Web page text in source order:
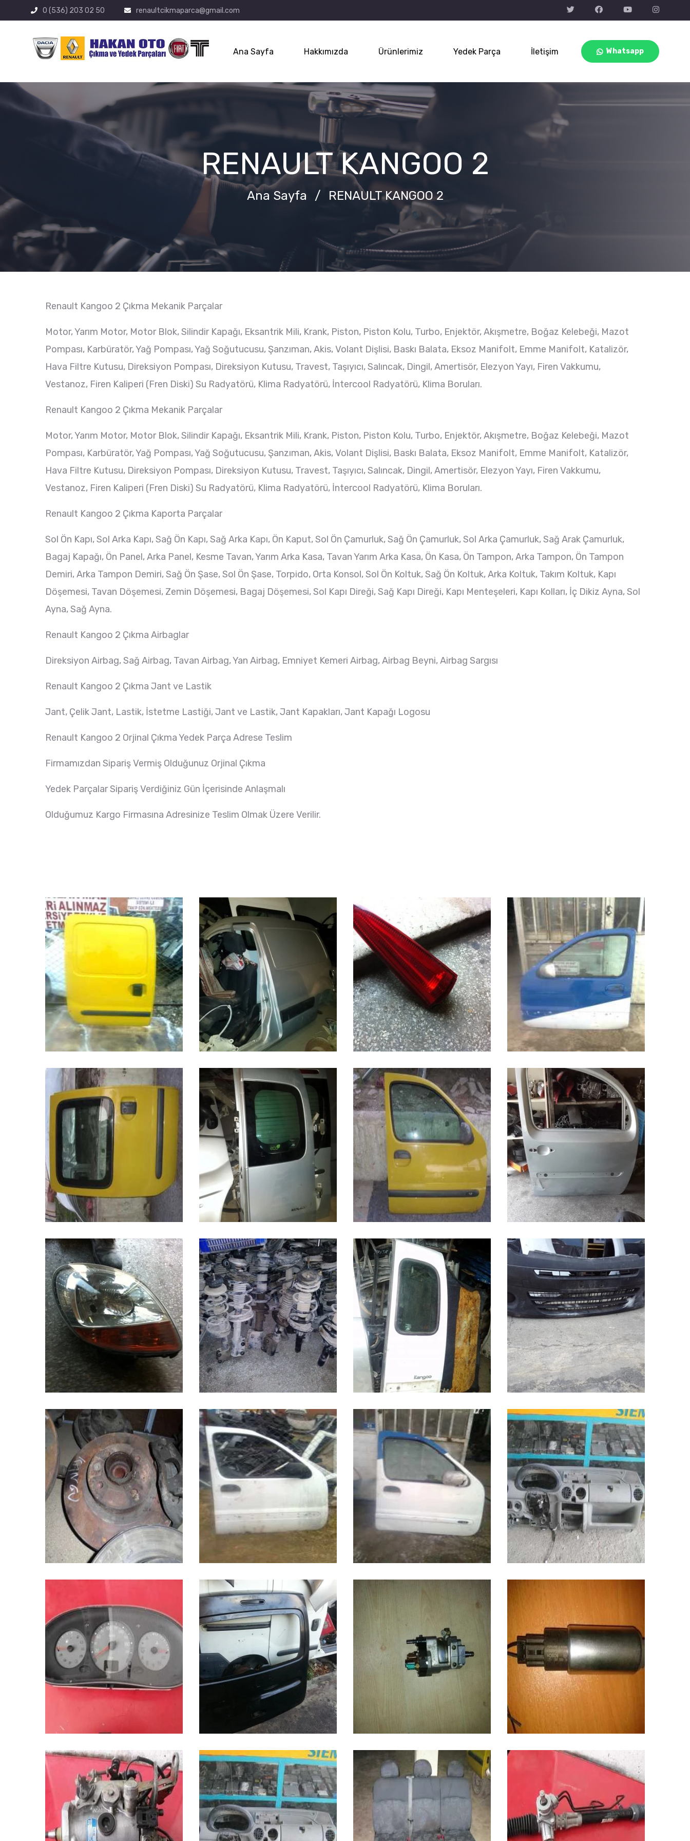
0 (536) 203 02 50 renaultcikmaparca@gmail.com
Ana Sayfa Hakkımızda Ürünlerimiz Yedek Parça İletişim Whatsapp
RENAULT KANGOO 2
Ana Sayfa / RENAULT KANGOO 2
Renault Kangoo 2 Çıkma Mekanik Parçalar
Motor, Yarım Motor, Motor Blok, Silindir Kapağı, Eksantrik Mili, Krank, Piston, Piston Kolu, Turbo, Enjektör, Akışmetre, Boğaz Kelebeği, Mazot
Pompası, Karbüratör, Yağ Pompası, Yağ Soğutucusu, Şanzıman, Akis, Volant Dişlisi, Baskı Balata, Eksoz Manifolt, Emme Manifolt, Katalizör,
Hava Filtre Kutusu, Direksiyon Pompası, Direksiyon Kutusu, Travest, Taşıyıcı, Salıncak, Dingil, Amertisör, Elezyon Yayı, Firen Vakkumu,
Vestanoz, Firen Kaliperi (Fren Diski) Su Radyatörü, Klima Radyatörü, İntercool Radyatörü, Klima Boruları.
Renault Kangoo 2 Çıkma Mekanik Parçalar
Motor, Yarım Motor, Motor Blok, Silindir Kapağı, Eksantrik Mili, Krank, Piston, Piston Kolu, Turbo, Enjektör, Akışmetre, Boğaz Kelebeği, Mazot
Pompası, Karbüratör, Yağ Pompası, Yağ Soğutucusu, Şanzıman, Akis, Volant Dişlisi, Baskı Balata, Eksoz Manifolt, Emme Manifolt, Katalizör,
Hava Filtre Kutusu, Direksiyon Pompası, Direksiyon Kutusu, Travest, Taşıyıcı, Salıncak, Dingil, Amertisör, Elezyon Yayı, Firen Vakkumu,
Vestanoz, Firen Kaliperi (Fren Diski) Su Radyatörü, Klima Radyatörü, İntercool Radyatörü, Klima Boruları.
Renault Kangoo 2 Çıkma Kaporta Parçalar
Sol Ön Kapı, Sol Arka Kapı, Sağ Ön Kapı, Sağ Arka Kapı, Ön Kaput, Sol Ön Çamurluk, Sağ Ön Çamurluk, Sol Arka Çamurluk, Sağ Arak Çamurluk,
Bagaj Kapağı, Ön Panel, Arka Panel, Kesme Tavan, Yarım Arka Kasa, Tavan Yarım Arka Kasa, Ön Kasa, Ön Tampon, Arka Tampon, Ön Tampon
Demiri, Arka Tampon Demiri, Sağ Ön Şase, Sol Ön Şase, Torpido, Orta Konsol, Sol Ön Koltuk, Sağ Ön Koltuk, Arka Koltuk, Takım Koltuk, Kapı
Döşemesi, Tavan Döşemesi, Zemin Döşemesi, Bagaj Döşemesi, Sol Kapı Direği, Sağ Kapı Direği, Kapı Menteşeleri, Kapı Kolları, İç Dikiz Ayna, Sol
Ayna, Sağ Ayna.
Renault Kangoo 2 Çıkma Airbaglar
Direksiyon Airbag, Sağ Airbag, Tavan Airbag, Yan Airbag, Emniyet Kemeri Airbag, Airbag Beyni, Airbag Sargısı
Renault Kangoo 2 Çıkma Jant ve Lastik
Jant, Çelik Jant, Lastik, İstetme Lastiği, Jant ve Lastik, Jant Kapakları, Jant Kapağı Logosu
Renault Kangoo 2 Orjinal Çıkma Yedek Parça Adrese Teslim
Firmamızdan Sipariş Vermiş Olduğunuz Orjinal Çıkma
Yedek Parçalar Sipariş Verdiğiniz Gün İçerisinde Anlaşmalı
Olduğumuz Kargo Firmasına Adresinize Teslim Olmak Üzere Verilir.